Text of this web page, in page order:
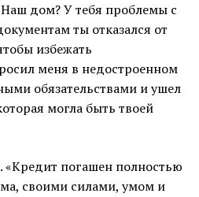
дом? У тебя проблемы с
ты отказался от
избежать
меня в недостроенном
обязательствами и ушел
могла быть твоей
«Кредит погашен полностью
своими силами, умом и